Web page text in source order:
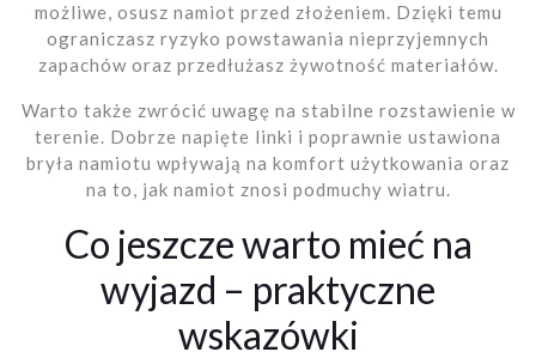
możliwe, osusz namiot przed złożeniem. Dzięki temu
ograniczasz ryzyko powstawania nieprzyjemnych
zapachów oraz przedłużasz żywotność materiałów.
Warto także zwrócić uwagę na stabilne rozstawienie w
terenie. Dobrze napięte linki i poprawnie ustawiona
bryła namiotu wpływają na komfort użytkowania oraz
na to, jak namiot znosi podmuchy wiatru.
Co jeszcze warto mieć na
wyjazd – praktyczne
wskazówki